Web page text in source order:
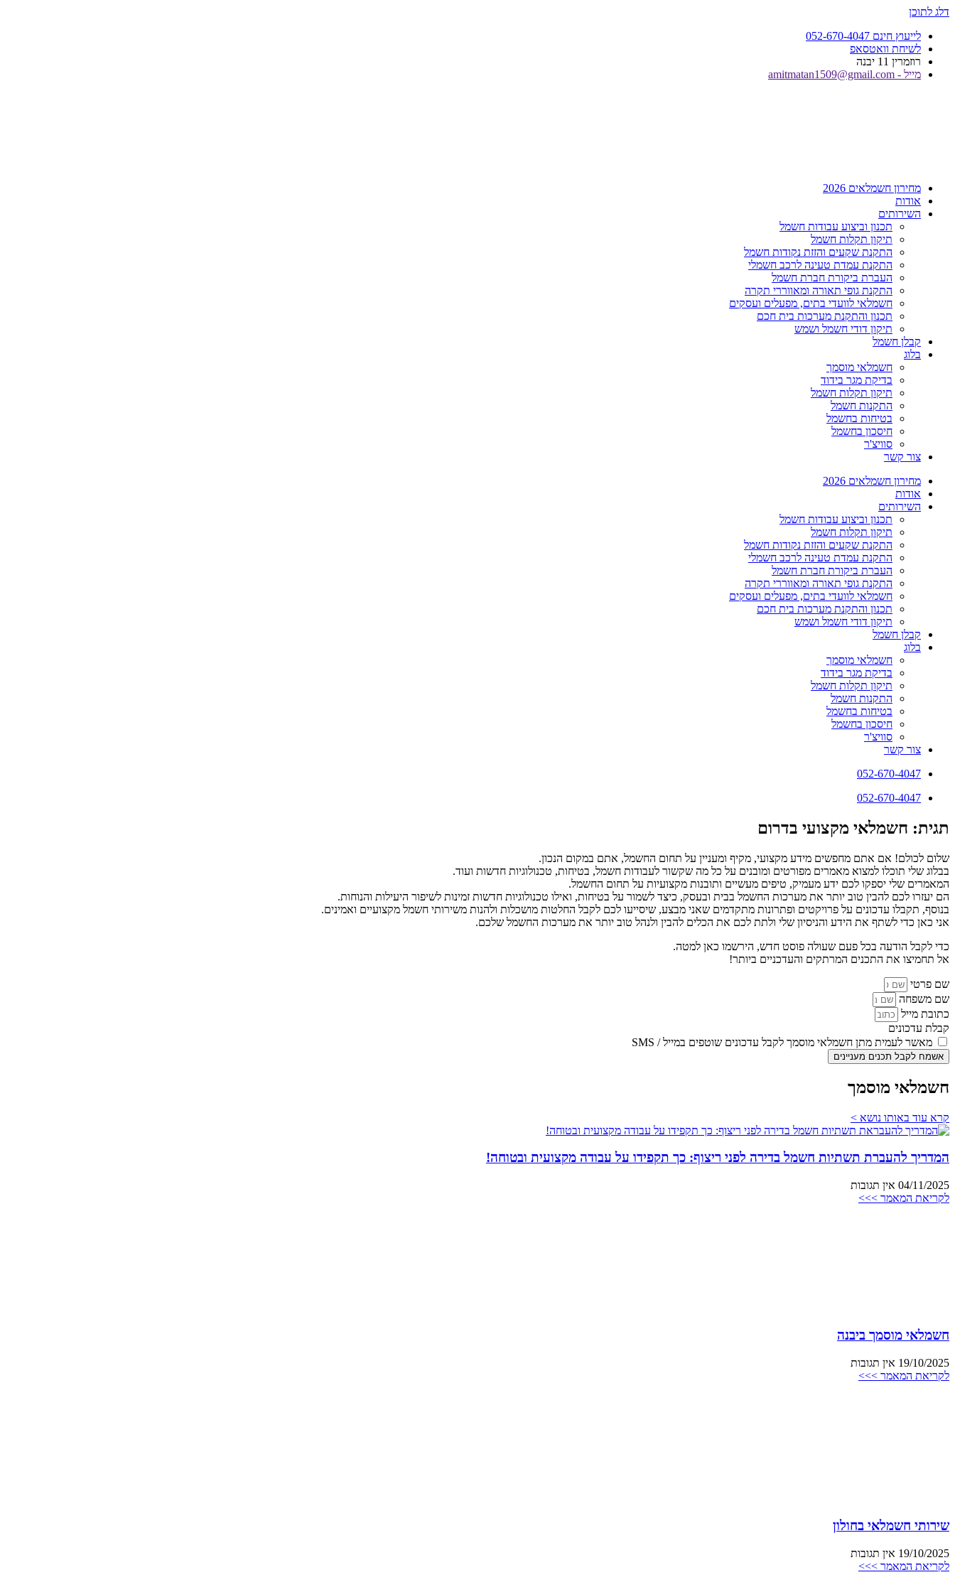
דלג לתוכן
לייעוץ חינם 052-670-4047
לשיחת וואטסאפ
רוזמרין 11 יבנה
מייל - amitmatan1509@gmail.com
מחירון חשמלאים 2026
אודות
השירותים
תכנון וביצוע עבודות חשמל
תיקון תקלות חשמל
התקנת שקעים והזזת נקודות חשמל
התקנת עמדת טעינה לרכב חשמלי
העברת ביקורת חברת חשמל
התקנת גופי תאורה ומאווררי תקרה
חשמלאי לוועדי בתים, מפעלים ועסקים
תכנון והתקנת מערכות בית חכם
תיקון דודי חשמל ושמש
קבלן חשמל
בלוג
חשמלאי מוסמך
בדיקת מגר בידוד
תיקון תקלות חשמל
התקנות חשמל
בטיחות בחשמל
חיסכון בחשמל
סוויצ'ר
צור קשר
מחירון חשמלאים 2026
אודות
השירותים
תכנון וביצוע עבודות חשמל
תיקון תקלות חשמל
התקנת שקעים והזזת נקודות חשמל
התקנת עמדת טעינה לרכב חשמלי
העברת ביקורת חברת חשמל
התקנת גופי תאורה ומאווררי תקרה
חשמלאי לוועדי בתים, מפעלים ועסקים
תכנון והתקנת מערכות בית חכם
תיקון דודי חשמל ושמש
קבלן חשמל
בלוג
חשמלאי מוסמך
בדיקת מגר בידוד
תיקון תקלות חשמל
התקנות חשמל
בטיחות בחשמל
חיסכון בחשמל
סוויצ'ר
צור קשר
052-670-4047
052-670-4047
תגית: חשמלאי מקצועי בדרום
שלום לכולם! אם אתם מחפשים מידע מקצועי, מקיף ומעניין על תחום החשמל, אתם במקום הנכון.
בבלוג שלי תוכלו למצוא מאמרים מפורטים ומובנים על כל מה שקשור לעבודות חשמל, בטיחות, טכנולוגיות חדשות ועוד.
המאמרים שלי יספקו לכם ידע מעמיק, טיפים מעשיים ותובנות מקצועיות על תחום החשמל.
הם יעזרו לכם להבין טוב יותר את מערכות החשמל בבית ובעסק, כיצד לשמור על בטיחות, ואילו טכנולוגיות חדשות זמינות לשיפור היעילות והנוחות.
בנוסף, תקבלו עדכונים על פרויקטים ופתרונות מתקדמים שאני מבצע, שיסייעו לכם לקבל החלטות מושכלות ולהנות משירותי חשמל מקצועיים ואמינים.
אני כאן כדי לשתף את הידע והניסיון שלי ולתת לכם את הכלים להבין ולנהל טוב יותר את מערכות החשמל שלכם.
כדי לקבל הודעה בכל פעם שעולה פוסט חדש, הירשמו כאן למטה.
אל תחמיצו את התכנים המרתקים והעדכניים ביותר!
שם פרטי
שם משפחה
כתובת מייל
קבלת עדכונים
מאשר לעמית מתן חשמלאי מוסמך לקבל עדכונים שוטפים במייל / SMS
אשמח לקבל תכנים מעניינים
חשמלאי מוסמך
קרא עוד באותו נושא >
המדריך להעברת תשתיות חשמל בדירה לפני ריצוף: כך תקפידו על עבודה מקצועית ובטוחה!
04/11/2025 אין תגובות
לקריאת המאמר >>>
חשמלאי מוסמך ביבנה
19/10/2025 אין תגובות
לקריאת המאמר >>>
שירותי חשמלאי בחולון
19/10/2025 אין תגובות
לקריאת המאמר >>>